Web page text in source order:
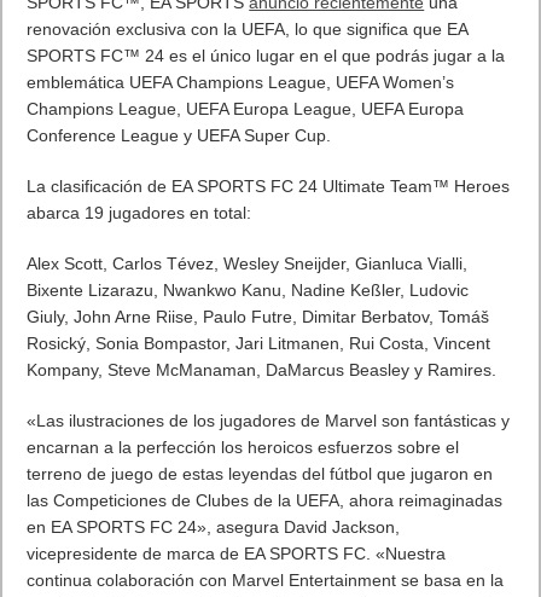
AMD Ryzen AI Halo ofrece hasta un 34% velocidad a agentes en
inferencia loca
5 agosto, 2026
Publicidad